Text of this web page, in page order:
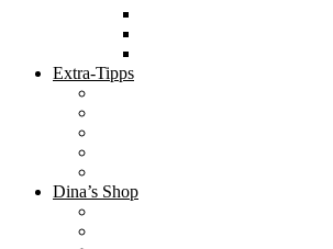
Extra-Tipps
Dina’s Shop